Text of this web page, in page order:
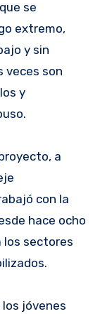
se
extremo,
y sin
veces son
y
a
con la
hace ocho
los sectores
jóvenes